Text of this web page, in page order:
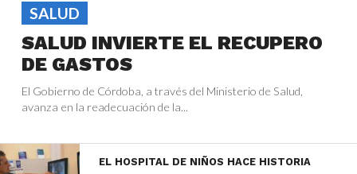
SALUD
SALUD INVIERTE EL RECUPERO
DE GASTOS
El Gobierno de Córdoba, a través del Ministerio de Salud,
avanza en la readecuación de la...
EL HOSPITAL DE NIÑOS HACE HISTORIA